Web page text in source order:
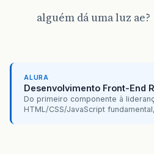
alguém dá uma luz ae?
ALURA
Desenvolvimento Front-End
Do primeiro componente à
HTML/CSS/JavaScript